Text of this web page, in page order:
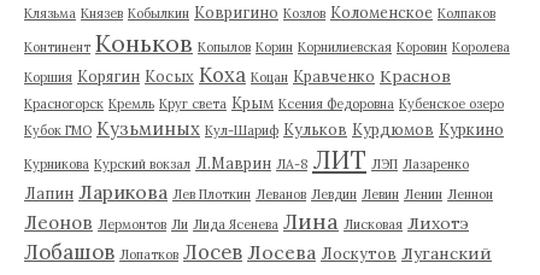
Клязьма Князев Кобылкин Ковригино Козлов Коломенское Колпаков
Континент Коньков Копылов Корин Корнилиевская Коровин Королева
Коршия Корягин Косых Коха Коцан Кравченко Краснов
Красногорск Кремль Круг света Крым Ксения Федоровна Кубенское озеро
Кубок ГМО Кузьминых Кул-Шариф Кульков Курдюмов Куркино
Курникова Курский вокзал Л.Маврин ЛА-8 ЛИТ ЛЭП Лазаренко
Лапин Ларикова Лев Плоткин Леванов Левдин Левин Ленин Леннон
Леонов Лермонтов Ли Лида Ясенева Лина Лисковая Лихотэ
Лобашов Лопатков Лосев Лосева Лоскутов Луганский